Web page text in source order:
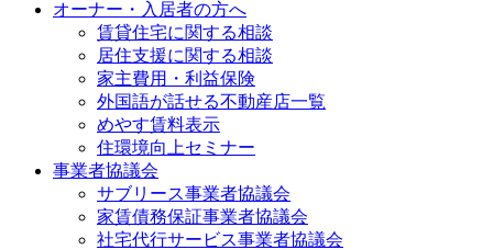
オーナー・入居者の方へ
賃貸住宅に関する相談
居住支援に関する相談
家主費用・利益保険
外国語が話せる不動産店一覧
めやす賃料表示
住環境向上セミナー
事業者協議会
サブリース事業者協議会
家賃債務保証事業者協議会
社宅代行サービス事業者協議会